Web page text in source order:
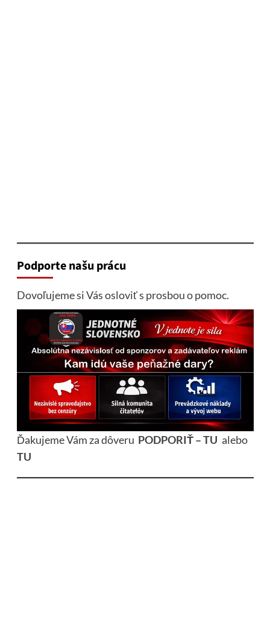
Podporte našu prácu
Dovoľujeme si Vás osloviť s prosbou o pomoc.
Ďakujeme Vám za dôveru PODPORIŤ – TU alebo
TU